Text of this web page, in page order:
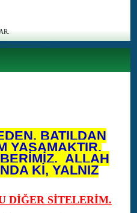
BATILDAN
YAŞAMAKTIR.
ALLAH
Kİ, YALNIZ
DİĞER SİTELERİM.